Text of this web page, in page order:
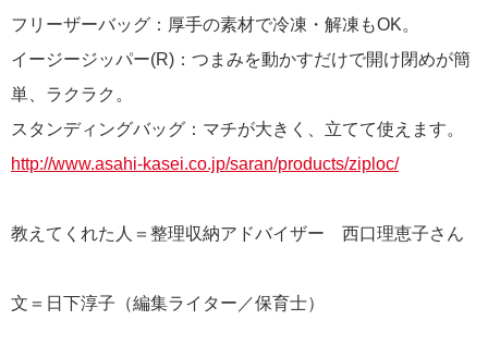
フリーザーバッグ：厚手の素材で冷凍・解凍もOK。
イージージッパー(R)：つまみを動かすだけで開け閉めが簡
単、ラクラク。
スタンディングバッグ：マチが大きく、立てて使えます。
http://www.asahi-kasei.co.jp/saran/products/ziploc/
教えてくれた人＝整理収納アドバイザー 西口理恵子さん
文＝日下淳子（編集ライター／保育士）